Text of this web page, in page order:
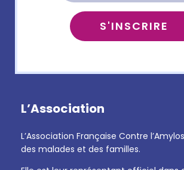
L’Association
L’Association Française Contre
des malades et des familles.